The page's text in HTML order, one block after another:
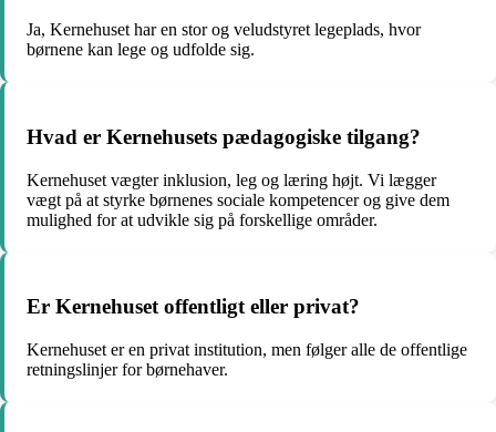
Ja, Kernehuset har en stor og veludstyret legeplads, hvor
børnene kan lege og udfolde sig.
Hvad er Kernehusets pædagogiske tilgang?
Kernehuset vægter inklusion, leg og læring højt. Vi lægger
vægt på at styrke børnenes sociale kompetencer og give dem
mulighed for at udvikle sig på forskellige områder.
Er Kernehuset offentligt eller privat?
Kernehuset er en privat institution, men følger alle de offentlige
retningslinjer for børnehaver.